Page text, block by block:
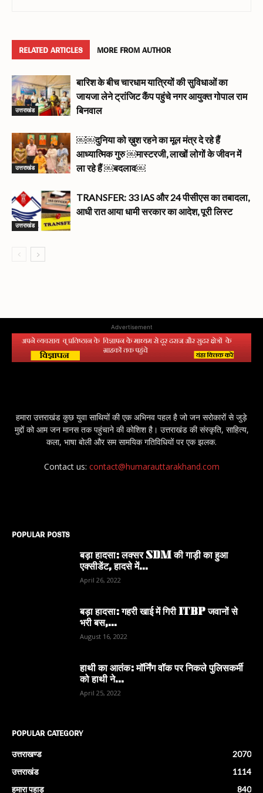
RELATED ARTICLES MORE FROM AUTHOR
उत्तराखंड
बारिश के बीच चारधाम यात्रियों की सुविधाओं का
जायजा लेने ट्रांजिट कैंप पहुंचे नगर आयुक्त गोपाल राम
बिनवाल
उत्तराखंड
￼￼दुनिया को ख़ुश रहने का मूल मंत्र दे रहे हैं
आध्यात्मिक गुरु ￼मास्टरजी, लाखों लोगों के जीवन में
ला रहे हैं ￼बदलाव￼
उत्तराखंड
TRANSFER: 33 IAS और 24 पीसीएस का तबादला,
आधी रात आया धामी सरकार का आदेश, पूरी लिस्ट
Advertisement
हमारा उत्तराखंड कुछ युवा साथियों की एक अभिनव पहल है जो जन सरोकारों से जुड़े
मुद्दों को आम जन मानस तक पहुंचाने की कोशिश है। उत्तराखंड की संस्कृति, साहित्य,
कला, भाषा बोली और सम सामयिक गतिविधियों पर एक झलक.
Contact us: contact@humarauttarakhand.com
POPULAR POSTS
बड़ा हादसा: लक्सर SDM की गाड़ी का हुआ
एक्सीडेंट, हादसे में...
April 26, 2022
बड़ा हादसा: गहरी खाई में गिरी ITBP जवानों से
भरी बस,...
August 16, 2022
हाथी का आतंक: मॉर्निंग वॉक पर निकले पुलिसकर्मी
को हाथी ने...
April 25, 2022
POPULAR CATEGORY
उत्तराखण्ड
2070
उत्तराखंड
1114
हमारा पहाड़
840